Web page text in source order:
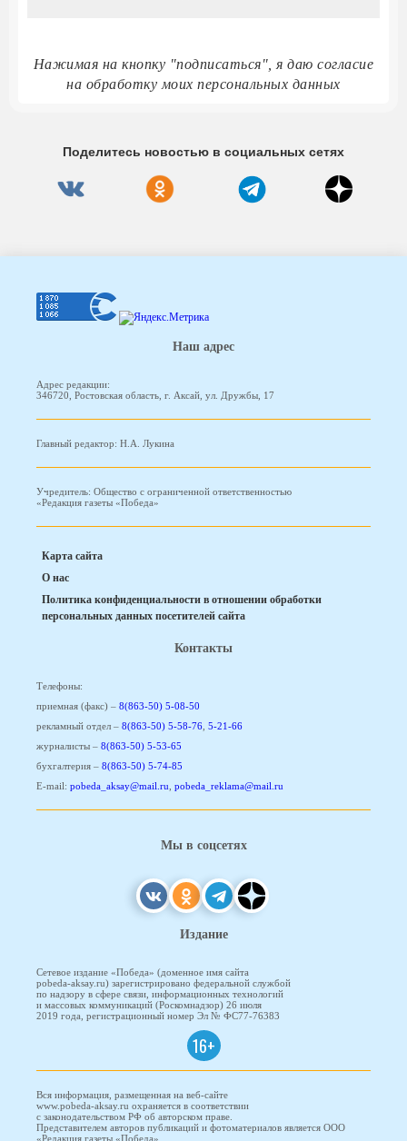
Нажимая на кнопку "подписаться", я даю согласие
на обработку моих персональных данных
Поделитесь новостью в социальных сетях
Наш адрес
Адрес редакции:
346720, Ростовская область, г. Аксай, ул. Дружбы, 17
Главный редактор: Н.А. Лукина
Учредитель: Общество с ограниченной ответственностью
«Редакция газеты «Победа»
Карта сайта
О нас
Политика конфиденциальности в отношении обработки
персональных данных посетителей сайта
Контакты
Телефоны:
приемная (факс) – 8(863-50) 5-08-50
рекламный отдел – 8(863-50) 5-58-76, 5-21-66
журналисты – 8(863-50) 5-53-65
бухгалтерия – 8(863-50) 5-74-85
E-mail: pobeda_aksay@mail.ru, pobeda_reklama@mail.ru
Мы в соцсетях
Издание
Сетевое издание «Победа» (доменное имя сайта
pobeda-aksay.ru) зарегистрировано федеральной службой
по надзору в сфере связи, информационных технологий
и массовых коммуникаций (Роскомнадзор) 26 июля
2019 года, регистрационный номер Эл № ФС77-76383
16+
Вся информация, размещенная на веб-сайте
www.pobeda-aksay.ru охраняется в соответствии
с законодательством РФ об авторском праве.
Представителем авторов публикаций и фотоматериалов является ООО
«Редакция газеты «Победа».